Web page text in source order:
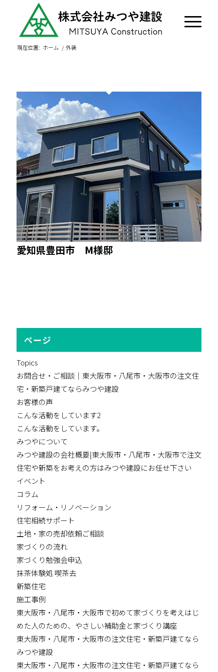
現在位置: ホーム / 外装
愛知県豊田市 M様邸
ページ
Topics
お問合せ・ご相談｜東大阪市・八尾市・大阪市の注文住
宅・新築戸建てならみつや建設
お客様の声
こんな活動をしています2
こんな活動をしています。
みつやについて
みつや建設の会社概要|東大阪市・八尾市・大阪市で注文
住宅や新築をお考えの方はみつや建設にお任せ下さい
イベント
コラム
リフォーム・リノベーション
住宅相続サポート
土地・家の売却依頼ご相談
家づくりの流れ
家づくり勉強会申込
抹茶体験処 喫茶去
新築住宅
施工事例
東大阪市・八尾市・大阪市で初めて家づくりを考えはじ
めた人のための、やさしい補助金と家づくり講座
東大阪市・八尾市・大阪市の注文住宅・新築戸建てなら
みつや建設
東大阪市・八尾市・大阪市の注文住宅・新築戸建てなら